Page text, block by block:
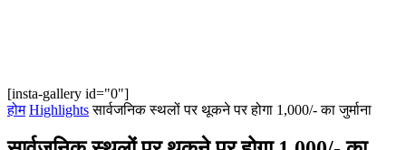
[insta-gallery id="0"]
होम Highlights सार्वजनिक स्थलों पर थूकने पर होगा 1,000/- का जुर्माना